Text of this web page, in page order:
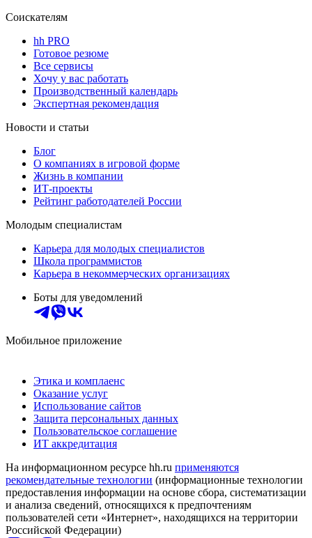
Соискателям
hh PRO
Готовое резюме
Все сервисы
Хочу у вас работать
Производственный календарь
Экспертная рекомендация
Новости и статьи
Блог
О компаниях в игровой форме
Жизнь в компании
ИТ-проекты
Рейтинг работодателей России
Молодым специалистам
Карьера для молодых специалистов
Школа программистов
Карьера в некоммерческих организациях
Боты для уведомлений
Мобильное приложение
Этика и комплаенс
Оказание услуг
Использование сайтов
Защита персональных данных
Пользовательское соглашение
ИТ аккредитация
На информационном ресурсе hh.ru применяются
рекомендательные технологии (информационные технологии
предоставления информации на основе сбора, систематизации
и анализа сведений, относящихся к предпочтениям
пользователей сети «Интернет», находящихся на территории
Российской Федерации)